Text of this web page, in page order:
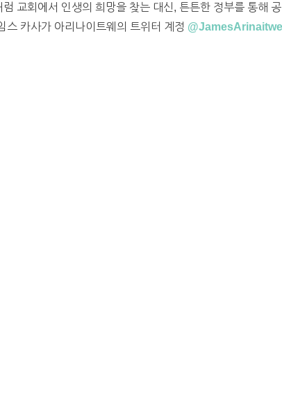
교회에서 인생의 희망을 찾는 대신, 튼튼한 정부를 통해
스 카사가 아리나이트웨의 트위터 계정 @JamesArinaitwe